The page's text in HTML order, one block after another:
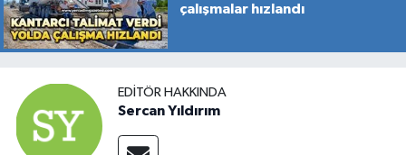
çalışmalar hızlandı
EDITÖR HAKKINDA
Sercan Yıldırım